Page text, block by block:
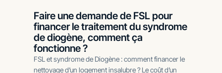
Faire une demande de FSL pour
financer le traitement du syndrome
de diogène, comment ça
fonctionne ?
FSL et syndrome de Diogène : comment financer le
nettoyage d’un logement insalubre ? Le coût d’un